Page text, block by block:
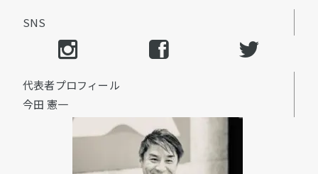
SNS
代表者プロフィール
今田 憲一